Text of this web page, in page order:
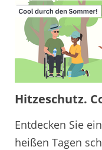
Hitzeschutz.
Entdecken Sie
heißen Tagen